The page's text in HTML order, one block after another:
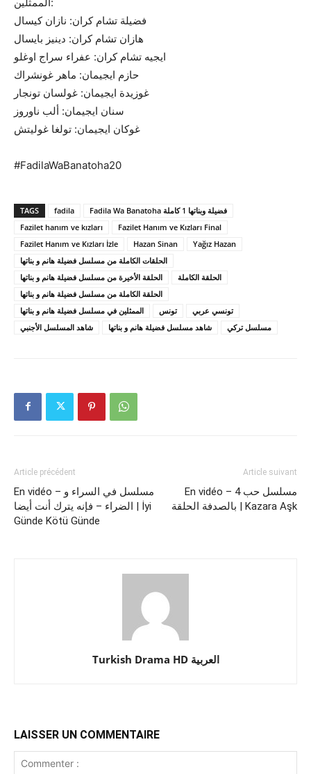
فضيلة تشام كران: نازان كيسال
هازان تشام كران: دينيز بايسال
ايجيه تشام كران: عفراء سراج اوغلو
حازم ايجيمان: ماهر غونشراك
غوزيدة ايجيمان: غولسان تونجار
سنان ايجيمان: ألب ناوروز
غوكان ايجيمان: تولغا غوليتش
#FadilaWaBanatoha20
TAGS fadila
Fadila Wa Banatoha فضيلة وبناتها 1 كاملة
Fazilet hanım ve kızları
Fazilet Hanım ve Kızları Final
Fazilet Hanım ve Kızları İzle
Hazan Sinan
Yağız Hazan
الحلقات الكاملة من مسلسل فضيلة هانم و بناتها
الحلقة الأخيرة من مسلسل فضيلة هانم و بناتها
الحلقة الكاملة
الحلقة الكاملة من مسلسل فضيلة هانم و بناتها
الممثلين في مسلسل فضيلة هانم و بناتها
تونس
تونسي عربي
شاهد المسلسل الأجنبي
شاهد مسلسل فضيلة هانم و بناتها مسلسل تركي
Article précédent
En vidéo – مسلسل في السراء و
الضراء – فإنه يترك أنت أيضا | İyi
Günde Kötü Günde
Article suivant
En vidéo – 4 مسلسل حب
بالصدفة الحلقة | Kazara Aşk
Turkish Drama HD العربية
LAISSER UN COMMENTAIRE